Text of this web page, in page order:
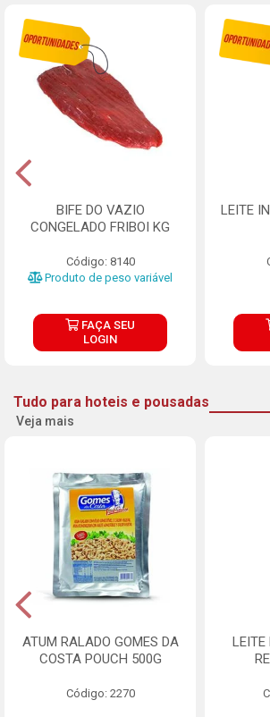
BIFE DO VAZIO
CONGELADO FRIBOI KG
Código: 8140
Produto de peso variável
FAÇA SEU
LOGIN
LEITE
Tudo para hoteis e pousadas
Veja mais
ATUM RALADO GOMES DA
COSTA POUCH 500G
Código: 2270
LEITE